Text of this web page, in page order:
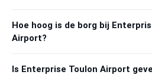
Hoe hoog is de borg bij
Airport?
Is Enterprise Toulon Airport